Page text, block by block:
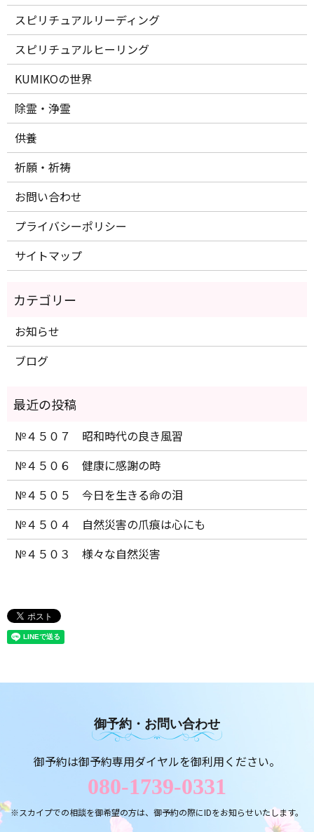
スピリチュアルリーディング
スピリチュアルヒーリング
KUMIKOの世界
除霊・浄霊
供養
祈願・祈祷
お問い合わせ
プライバシーポリシー
サイトマップ
お知らせ
ブログ
№４５０７ 昭和時代の良き風習
№４５０６ 健康に感謝の時
№４５０５ 今日を生きる命の泪
№４５０４ 自然災害の爪痕は心にも
№４５０３ 様々な自然災害
御予約・お問い合わせ
御予約は御予約専用ダイヤルを御利用ください。
080-1739-0331
※スカイプでの相談を御希望の方は、御予約の際にIDをお知らせいたします。